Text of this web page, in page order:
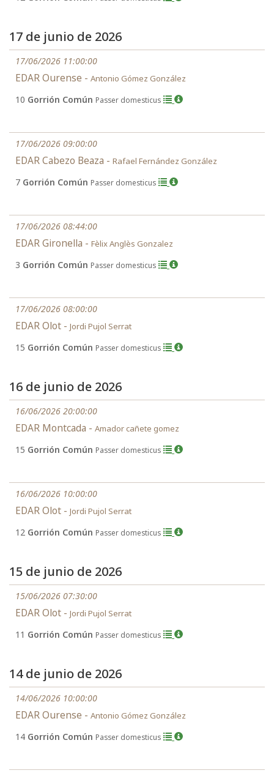
17 de junio de 2026
17/06/2026 11:00:00
EDAR Ourense - Antonio Gómez González
10 Gorrión Común Passer domesticus
17/06/2026 09:00:00
EDAR Cabezo Beaza - Rafael Fernández González
7 Gorrión Común Passer domesticus
17/06/2026 08:44:00
EDAR Gironella - Fèlix Anglès Gonzalez
3 Gorrión Común Passer domesticus
17/06/2026 08:00:00
EDAR Olot - Jordi Pujol Serrat
15 Gorrión Común Passer domesticus
16 de junio de 2026
16/06/2026 20:00:00
EDAR Montcada - Amador cañete gomez
15 Gorrión Común Passer domesticus
16/06/2026 10:00:00
EDAR Olot - Jordi Pujol Serrat
12 Gorrión Común Passer domesticus
15 de junio de 2026
15/06/2026 07:30:00
EDAR Olot - Jordi Pujol Serrat
11 Gorrión Común Passer domesticus
14 de junio de 2026
14/06/2026 10:00:00
EDAR Ourense - Antonio Gómez González
14 Gorrión Común Passer domesticus